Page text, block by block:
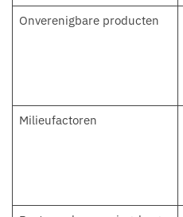
Onverenigbare producten
Milieufactoren